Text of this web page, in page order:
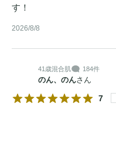
す！
2026/8/8
41歳混合肌 184件
のん、のんさん
7